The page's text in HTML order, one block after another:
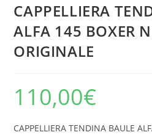
CAPPELLIERA
ALFA 145 BOXER
ORIGINALE
110,00€
CAPPELLIERA TENDINA BAULE